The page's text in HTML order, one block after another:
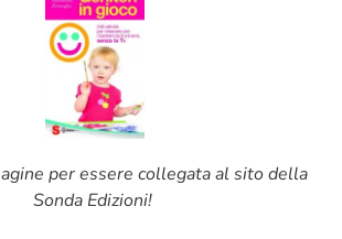
per essere collegata al sito della
Sonda Edizioni!